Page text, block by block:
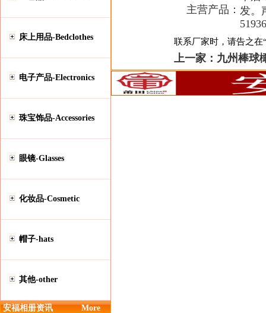
床上用品-Bedclothes
电子产品-Electronics
珠宝饰品-Accessories
眼镜-Glasses
化妆品-Cosmetic
帽子-hats
其他-other
安福相册资讯 More
主营产品： 发。
联系厂家时，请告之在
上一家： 九州棒球